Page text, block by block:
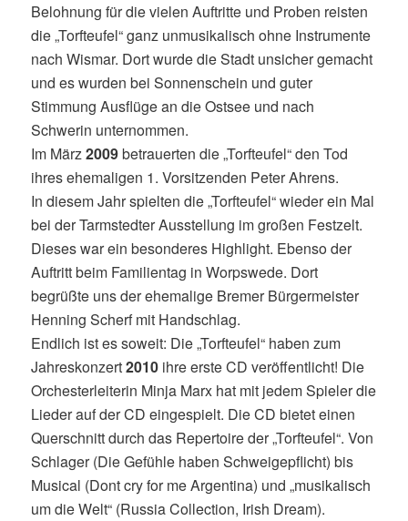
Belohnung für die vielen Auftritte und Proben reisten
die „Torfteufel“ ganz unmusikalisch ohne Instrumente
nach Wismar. Dort wurde die Stadt unsicher gemacht
und es wurden bei Sonnenschein und guter
Stimmung Ausflüge an die Ostsee und nach
Schwerin unternommen.
Im März2009betrauerten die „Torfteufel“ den Tod
ihres ehemaligen 1. Vorsitzenden Peter Ahrens.
In diesem Jahr spielten die „Torfteufel“ wieder ein Mal
bei der Tarmstedter Ausstellung im großen Festzelt.
Dieses war ein besonderes Highlight. Ebenso der
Auftritt beim Familientag in Worpswede. Dort
begrüßte uns der ehemalige Bremer Bürgermeister
Henning Scherf mit Handschlag.
Endlich ist es soweit: Die „Torfteufel“ haben zum
Jahreskonzert2010 ihre erste CD veröffentlicht! Die
Orchesterleiterin Minja Marx hat mit jedem Spieler die
Lieder auf der CD eingespielt. Die CD bietet einen
Querschnitt durch das Repertoire der „Torfteufel“. Von
Schlager (Die Gefühle haben Schweigepflicht) bis
Musical (Dont cry for me Argentina) und „musikalisch
um die Welt“ (Russia Collection, Irish Dream).